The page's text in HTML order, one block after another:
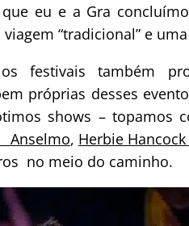
eu e a Gra
“tradicional” e
festivais também
próprias desses
shows – topamos
Anselmo, Herbie
no meio do caminho.